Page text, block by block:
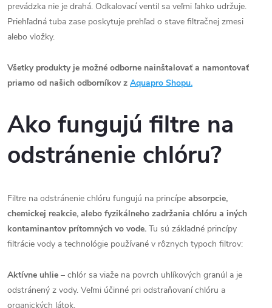
prevádzka nie je drahá. Odkalovací ventil sa veľmi ľahko udržuje.
Priehľadná tuba zase poskytuje prehľad o stave filtračnej zmesi
alebo vložky.
Všetky produkty je možné odborne nainštalovať a namontovať
priamo od našich odborníkov z Aquapro Shopu.
Ako fungujú filtre na
odstránenie chlóru?
Filtre na odstránenie chlóru fungujú na princípe absorpcie,
chemickej reakcie, alebo fyzikálneho zadržania chlóru a iných
kontaminantov prítomných vo vode. Tu sú základné princípy
filtrácie vody a technológie používané v rôznych typoch filtrov:
Aktívne uhlie – chlór sa viaže na povrch uhlíkových granúl a je
odstránený z vody. Veľmi účinné pri odstraňovaní chlóru a
organických látok.